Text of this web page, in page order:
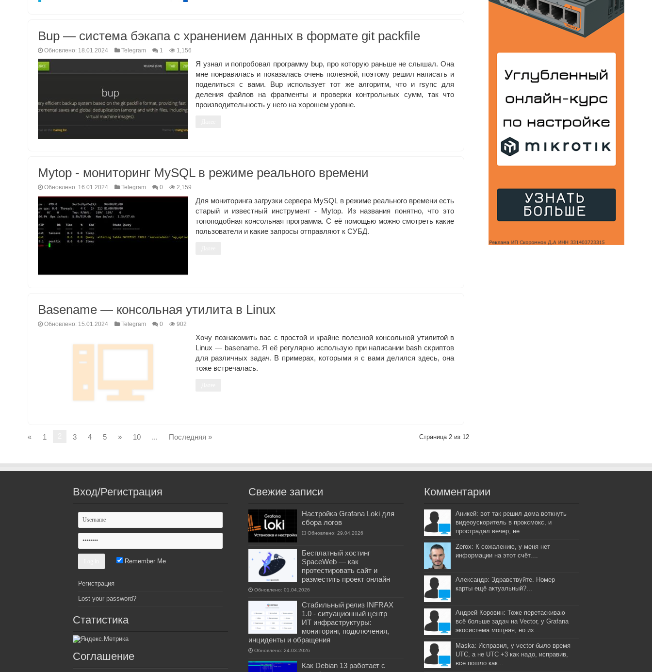
Bup — система бэкапа с хранением данных в формате git packfile
Обновлено: 18.01.2024 Telegram 1 1,156
Я узнал и попробовал программу bup, про которую раньше не слышал. Она
мне понравилась и показалась очень полезной, поэтому решил написать и
поделиться с вами. Bup использует тот же алгоритм, что и rsync для
деления файлов на фрагменты и проверки контрольных сумм, так что
производительность у него на хорошем уровне.
Mytop - мониторинг MySQL в режиме реального времени
Обновлено: 16.01.2024 Telegram 0 2,159
Для мониторинга загрузки сервера MySQL в режиме реального времени есть
старый и известный инструмент - Mytop. Из названия понятно, что это
топоподобная консольная программа. С её помощью можно смотреть какие
пользователи и какие запросы отправляют к СУБД.
Basename — консольная утилита в Linux
Обновлено: 15.01.2024 Telegram 0 902
Хочу познакомить вас с простой и крайне полезной консольной утилитой в
Linux — basename. Я её регулярно использую при написании bash скриптов
для различных задач. В примерах, которыми я с вами делился здесь, она
тоже встречалась.
Страница 2 из 12
« 1 3 4 5 » 10 ... Последняя »
Вход/Регистрация
Remember Me
Регистрация
Lost your password?
Статистика
Соглашение
Свежие записи
Настройка Grafana Loki для
сбора логов
Обновлено: 29.04.2026
Бесплатный хостинг
SpaceWeb — как
протестировать сайт и
разместить проект онлайн
Обновлено: 01.04.2026
Стабильный релиз INFRAX
1.0 - ситуационный центр
ИТ инфраструктуры:
мониторинг, подключения,
инциденты и обращения
Обновлено: 24.03.2026
Как Debian 13 работает с
Комментарии
Аникей: вот так решил дома воткнуть
видеоускоритель в проксмокс, и
прострадал вечер, не...
Zerox: К сожалению, у меня нет
информации на этот счёт....
Александр: Здравствуйте. Номер
карты ещё актуальный?...
Андрей Коровин: Тоже перетаскиваю
всё больше задач на Vector, у Grafana
экосистема мощная, но их...
Maska: Исправил, у vector было время
UTC, а не UTC +3 как надо, исправив,
все пошло как...